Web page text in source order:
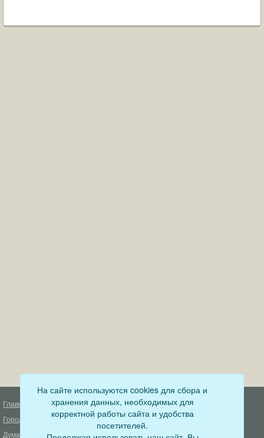
Главная
Город
Дума
Деятельность прокуратуры
Муниципальный контроль
На сайте используются cookies для сбора и
хранения данных, необходимых для
корректной работы сайта и удобства
посетителей.